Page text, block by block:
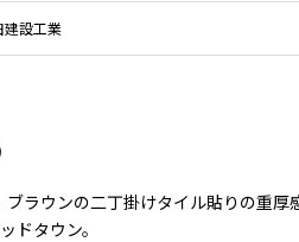
建設工業
ラウンの二丁掛けタイル貼りの重
ドタウン。